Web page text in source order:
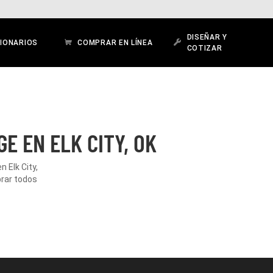
COMPRAR EN LÍNEA
DISEÑAR Y
COTIZAR
EN ELK CITY, OK
Elk City,
todos